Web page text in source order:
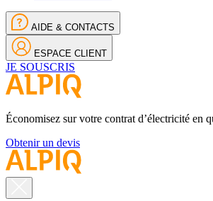
AIDE & CONTACTS
ESPACE CLIENT
JE SOUSCRIS
Économisez sur votre contrat d’électricité en
Obtenir un devis